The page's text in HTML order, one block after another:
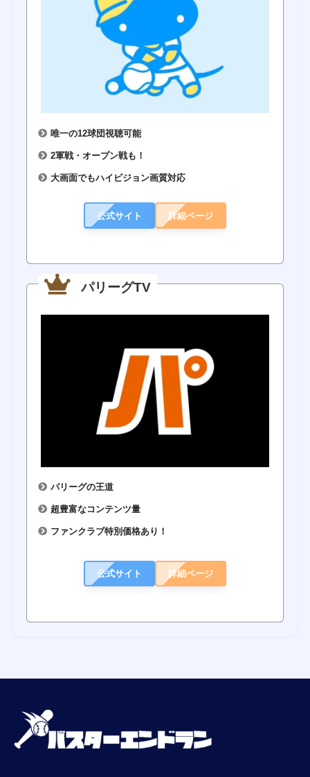
唯一の12球団視聴可能
2軍戦・オープン戦も！
大画面でもハイビジョン画質対応
公式サイト 詳細ページ
パリーグTV
パリーグの王道
超豊富なコンテンツ量
ファンクラブ特別価格あり！
公式サイト 詳細ページ